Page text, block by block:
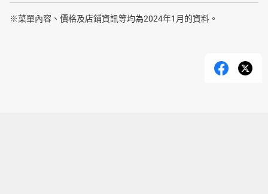
※菜單內容、價格及店鋪資訊等均為2024年1月的資料。